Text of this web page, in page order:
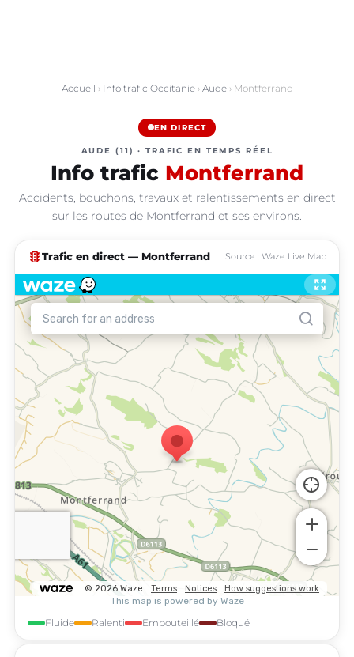
Accueil › Info trafic Occitanie› Aude› Montferrand
EN DIRECT
AUDE (11) · TRAFIC EN TEMPS RÉEL
Info trafic Montferrand
Accidents, bouchons, travaux et ralentissements en direct
sur les routes de Montferrand et ses environs.
traffic Trafic en direct — Montferrand Source : Waze Live Map
Fluide Ralenti Embouteillé Bloqué